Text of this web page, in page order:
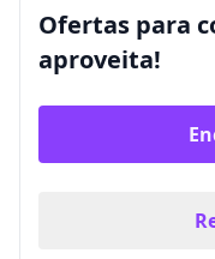
Ofertas para
aproveita!